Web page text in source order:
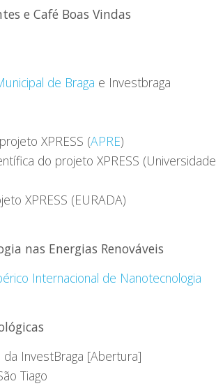
e Café Boas Vindas
de Braga e Investbraga
XPRESS (APRE)
do projeto XPRESS (Universidade
XPRESS (EURADA)
nas Energias Renováveis
Internacional de Nanotecnologia
InvestBraga [Abertura]
Tiago